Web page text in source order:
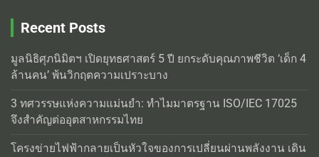
Recent Posts
มูลนิธิศุภนิมิตฯ เปิดยุทธศาสตร์ 5 ปี ยกระดับคุณภาพชีวิต ‘เด็ก 4
ล้านคน’ พ้นวิกฤตความเปราะบาง
3 ทศวรรษแห่งความแม่นยำ: ทำไมมาตรฐาน ISO/IEC 17025
จึงสำคัญต่ออุตสาหกรรมไทย
โครงข่ายไฟฟ้ากลายเป็นหัวใจของการเปลี่ยนผ่านพลังงาน เดิน